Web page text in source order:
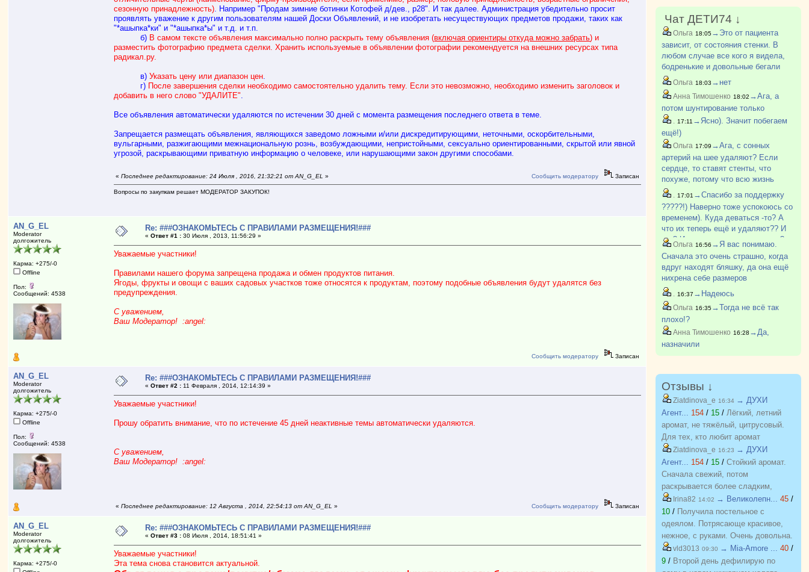
сезонную принадлежность). Например "Продам зимние ботинки Котофей д/дев., р28". И так далее. Администрация убедительно просит
проявлять уважение к другим пользователям нашей Доски Объявлений, и не изобретать несуществующих предметов продажи, таких как
"*ашыпка*ки" и "*ашыпка*ы" и т.д. и т.п.
б) В самом тексте объявления максимально полно раскрыть тему объявления (включая ориентиры откуда можно забрать) и
разместить фотографию предмета сделки. Хранить используемые в объявлении фотографии рекомендуется на внешних ресурсах типа
радикал.ру.
в)Указать цену или диапазон цен.
г) После завершения сделки необходимо самостоятельно удалить тему. Если это невозможно, необходимо изменить заголовок и
добавить в него слово "УДАЛИТЕ".
Все объявления автоматически удаляются по истечении 30 дней с момента размещения последнего ответа в теме.
Запрещается размещать объявления, являющихся заведомо ложными и/или дискредитирующими, неточными, оскорбительными,
вульгарными, разжигающими межнациональную рознь, возбуждающими, непристойными, сексуально ориентированными, скрытой или явной
угрозой, раскрывающими приватную информацию о человеке, или нарушающими закон другими способами.
«Последнее редактирование: 24 Июля , 2016, 21:32:21 от AN_G_EL » Сообщить модератору Записан
Вопросы по закупкам решает МОДЕРАТОР ЗАКУПОК!
AN_G_EL
Moderator
долгожитель
Карма: +275/-0
Offline
Пол:
Сообщений: 4538
Re: ###ОЗНАКОМЬТЕСЬ С ПРАВИЛАМИ РАЗМЕЩЕНИЯ!###
«Ответ #1 : 30 Июля , 2013, 11:56:29 »
Уважаемые участники!
Правилами нашего форума запрещена продажа и обмен продуктов питания.
Ягоды, фрукты и овощи с ваших садовых участков тоже относятся к продуктам, поэтому подобные объявления будут удалятся без
предупреждения.
С уважением,
Ваш Модератор! :angel:
Сообщить модератору Записан
AN_G_EL
Moderator
долгожитель
Карма: +275/-0
Offline
Пол:
Сообщений: 4538
Re: ###ОЗНАКОМЬТЕСЬ С ПРАВИЛАМИ РАЗМЕЩЕНИЯ!###
«Ответ #2 : 11 Февраля , 2014, 12:14:39 »
Уважаемые участники!
Прошу обратить внимание, что по истечение 45 дней неактивные темы автоматически удаляются.
С уважением,
Ваш Модератор! :angel:
«Последнее редактирование: 12 Августа , 2014, 22:54:13 от AN_G_EL » Сообщить модератору Записан
AN_G_EL
Moderator
долгожитель
Карма: +275/-0
Re: ###ОЗНАКОМЬТЕСЬ С ПРАВИЛАМИ РАЗМЕЩЕНИЯ!###
«Ответ #3 : 08 Июля , 2014, 18:51:41 »
Уважаемые участники!
Эта тема снова становится актуальной.
Чат ДЕТИ74 ↓
Ольга 18:05→Это от пациента
зависит, от состояния стенки. В
любом случае все кого я видела,
бодренькие и довольные бегали
после операции
Ольга 18:03 →нет
Анна Тимошенко 18:02 →Ага, а
потом шунтирование только
. 17:11 →Ясно). Значит побегаем
ещё!)
Ольга 17:09 →Ага, с сонных
артерий на шее удаляют? Если
сердце, то ставят стенты, что
похуже, потому что всю жизнь
потом пить кроворазжижающее - у
поставили. Есть протокол, по нему
операция показана, если б?
. 17:01 →Спасибо за поддержку
?????!) Наверно тоже успокоюсь со
временем). Куда деваться -то? А
что их теперь ещё и удаляют?? И
как? И почему сразу не удалить?
Ольга 16:56 →Я вас понимаю.
Сначала это очень страшно, когда
вдруг находят бляшку, да она ещё
нихрена себе размеров
оказывается и в голову лезет
всякое?... Но потом берешь себя в
руки. Статины, физкультура,
каждый день минимум 10.0?
. 16:37 →Надеюсь
Ольга 16:35→Тогда не всё так
плохо!?
Анна Тимошенко 16:28 →Да,
назначили
Отзывы ↓
Ziatdinova_e 16:34 → ДУХИ
Агент... 154 / 15 / Лёгкий, летний
аромат, не тяжёлый, цитрусовый.
Для тех, кто любит аромат
бергамота, грейпфрута. С хорошей
стойкостью, на одежде еще долго
держится потом.
Ziatdinova_e 16:23 → ДУХИ
Агент... 154 / 15 / Стойкий аромат.
Сначала свежий, потом
раскрывается более сладким,
пряным. Очень похож на оригинал,
почти не отличить.
Irina82 14:02 → Великолепн... 45 /
10 / Получила постельное с
одеялом. Потрясающе красивое,
нежное, с руками. Очень довольна.
Хочу еще! Спасибо
vld3013 09:30 → Mia-Amore ... 40 /
9 / Второй день дефилирую по